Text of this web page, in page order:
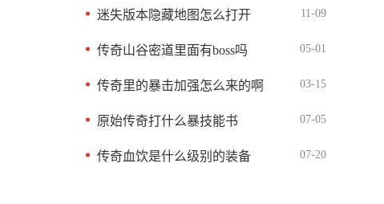
迷失版本隐藏地图怎么打开 11-09
传奇山谷密道里面有boss吗 05-01
传奇里的暴击加强怎么来的啊 03-15
原始传奇打什么暴技能书 07-05
传奇血饮是什么级别的装备 07-20